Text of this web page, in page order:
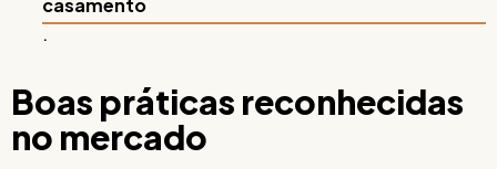
.
Boas práticas reconhecidas
no mercado